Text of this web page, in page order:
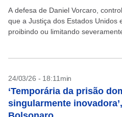
A defesa de Daniel Vorcaro,
que a Justiça dos Estados Unidos
proibindo ou limitando
24/03/26 - 18:11min
‘Temporária da prisão
singularmente